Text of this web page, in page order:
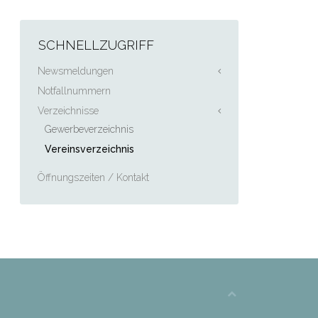
SCHNELLZUGRIFF
Newsmeldungen
Notfallnummern
Verzeichnisse
Gewerbeverzeichnis
Vereinsverzeichnis
Öffnungszeiten / Kontakt